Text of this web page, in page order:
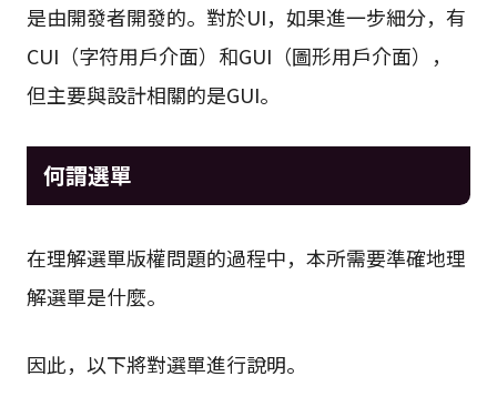
是由開發者開發的。對於UI，如果進一步細分，有
CUI（字符用戶介面）和GUI（圖形用戶介面），
但主要與設計相關的是GUI。
何謂選單
在理解選單版權問題的過程中，本所需要準確地理
解選單是什麼。
因此，以下將對選單進行說明。